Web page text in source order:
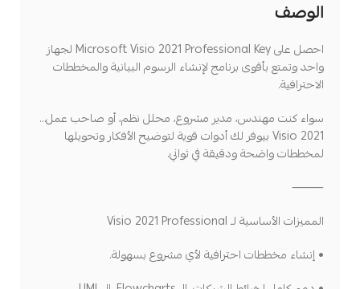
الوصف
احصل على Microsoft Visio 2021 Professional Key لجهاز
واحد وتمتع بأقوى برنامج لإنشاء الرسوم البيانية والمخططات
الاحترافية.
سواء كنت مهندس، مدير مشروع، محلل نظم، أو صاحب عمل…
Visio 2021 بيوفر لك أدوات قوية لتوضيح الأفكار وتحويلها
لمخططات واضحة ودقيقة في ثواني.
⸻
المميزات الأساسية لـ Visio 2021 Professional
• إنشاء مخططات احترافية لأي مشروع بسهولة.